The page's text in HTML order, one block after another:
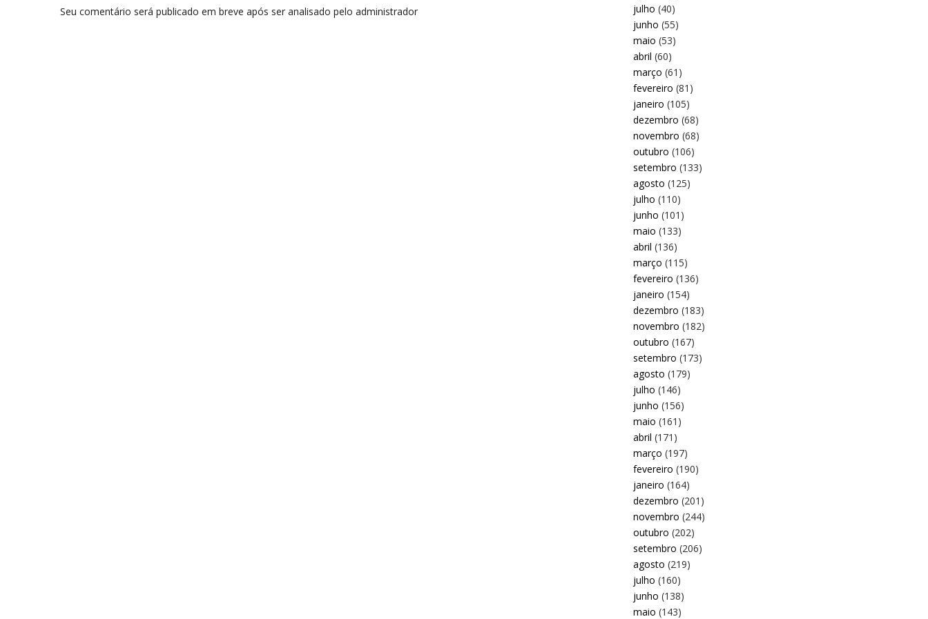
Seu comentário será publicado em breve após ser analisado pelo administrador
julho (40)
junho (55)
maio (53)
abril (60)
março (61)
fevereiro (81)
janeiro (105)
dezembro (68)
novembro (68)
outubro (106)
setembro (133)
agosto (125)
julho (110)
junho (101)
maio (133)
abril (136)
março (115)
fevereiro (136)
janeiro (154)
dezembro (183)
novembro (182)
outubro (167)
setembro (173)
agosto (179)
julho (146)
junho (156)
maio (161)
abril (171)
março (197)
fevereiro (190)
janeiro (164)
dezembro (201)
novembro (244)
outubro (202)
setembro (206)
agosto (219)
julho (160)
junho (138)
maio (143)